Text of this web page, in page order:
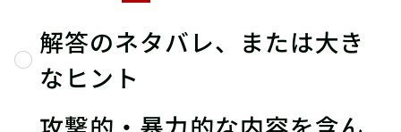
解答のネタバレ、または大き
なヒント